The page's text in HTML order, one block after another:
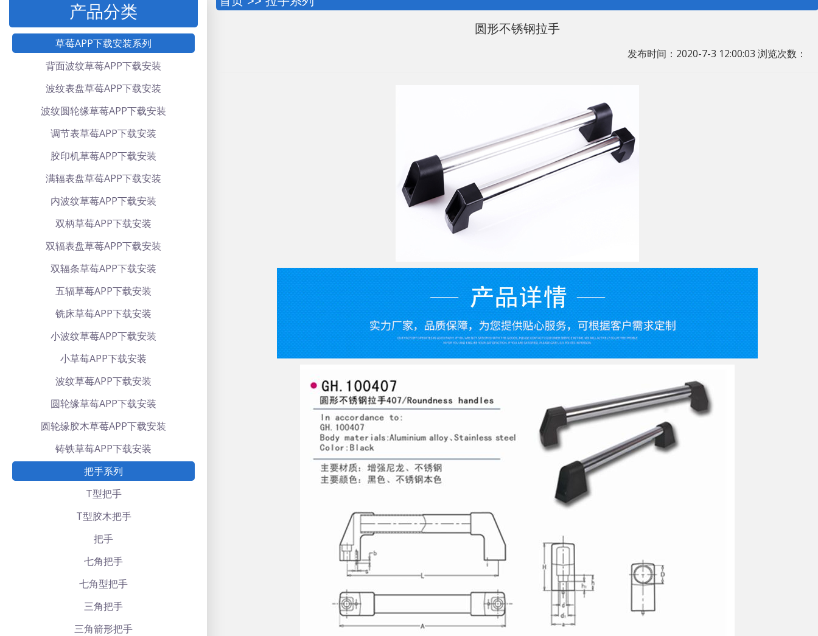
产品分类
草莓APP下载安装系列
背面波纹草莓APP下载安装
波纹表盘草莓APP下载安装
波纹圆轮缘草莓APP下载安装
调节表草莓APP下载安装
胶印机草莓APP下载安装
满辐表盘草莓APP下载安装
内波纹草莓APP下载安装
双柄草莓APP下载安装
双辐表盘草莓APP下载安装
双辐条草莓APP下载安装
五辐草莓APP下载安装
铣床草莓APP下载安装
小波纹草莓APP下载安装
小草莓APP下载安装
波纹草莓APP下载安装
圆轮缘草莓APP下载安装
圆轮缘胶木草莓APP下载安装
铸铁草莓APP下载安装
把手系列
T型把手
T型胶木把手
把手
七角把手
七角型把手
三角把手
三角箭形把手
圆形不锈钢拉手
发布时间：2020-7-3 12:00:03 浏览次数：